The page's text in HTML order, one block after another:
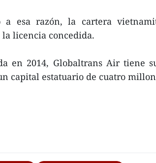
a esa razón, la cartera
la licencia concedida.
en 2014, Globaltrans Air tiene
capital estatuario de cuatro